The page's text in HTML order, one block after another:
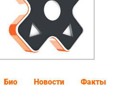
Био Новости Факты